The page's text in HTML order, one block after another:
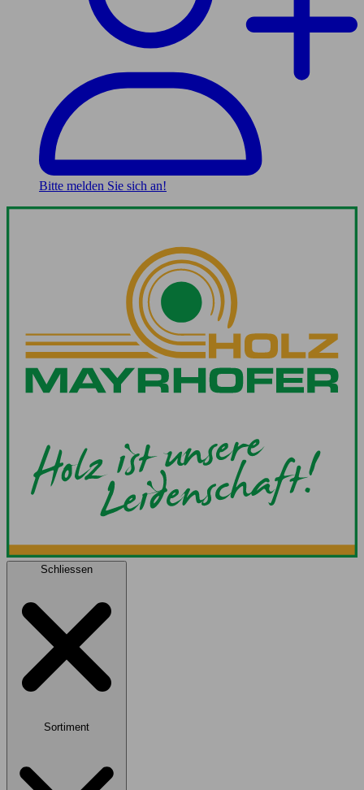
Bitte melden Sie sich an!
Schliessen
Sortiment